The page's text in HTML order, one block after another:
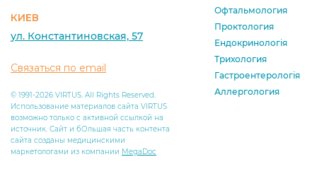
КИЕВ
ул. Константиновская, 57
Связаться по email
© 1991-2026 VIRTUS. All Rights Reserved.
Использование материалов сайта VIRTUS
возможно только с активной ссылкой на
источник. Сайт и бОльшая часть контента
сайта созданы медицинскими
маркетологами из компании MegaDoc
Офтальмология
Проктология
Ендокринологія
Трихология
Гастроентерологія
Аллергология